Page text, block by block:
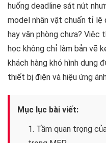
huống deadline sát nút
model nhân vật chuẩn tỉ lệ
hay văn phòng chưa? Việc
học không chỉ làm bản vẽ
khách hàng khó hình dung
thiết bị điện và hiệu ứng
Mục lục bài viết:
1. Tầm quan trọng